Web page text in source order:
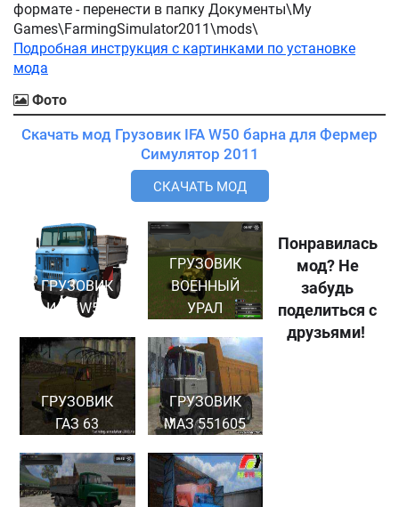
формате - перенести в папку Документы\My
Games\FarmingSimulator2011\mods\
Подробная инструкция с картинками по установке
мода
Фото
Скачать мод Грузовик IFA W50 барна для Фермер
Симулятор 2011
СКАЧАТЬ МОД
ГРУЗОВИК
ИФА W50
ГРУЗОВИК
ВОЕННЫЙ
УРАЛ
ГРУЗОВИК
ГАЗ 63
ГРУЗОВИК
МАЗ 551605
Понравилась
мод? Не
забудь
поделиться с
друзьями!